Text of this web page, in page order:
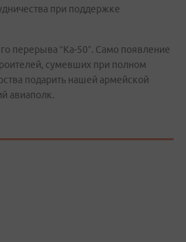
при поддержке
перерыва “Ка-50”. Само появление
сумевших при полном
подарить нашей армейской
авиаполк.